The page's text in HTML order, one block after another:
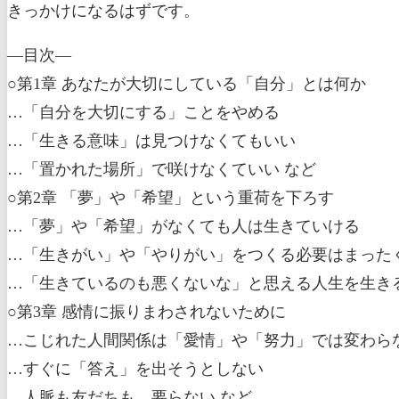
きっかけになるはずです。
—目次―
○第1章 あなたが大切にしている「自分」とは何か
…「自分を大切にする」ことをやめる
…「生きる意味」は見つけなくてもいい
…「置かれた場所」で咲けなくていい など
○第2章 「夢」や「希望」という重荷を下ろす
…「夢」や「希望」がなくても人は生きていける
…「生きがい」や「やりがい」をつくる必要はまった
…「生きているのも悪くないな」と思える人生を生き
○第3章 感情に振りまわされないために
…こじれた人間関係は「愛情」や「努力」では変わら
…すぐに「答え」を出そうとしない